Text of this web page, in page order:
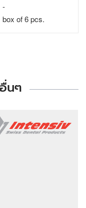
-
box of 6 pcs.
นๆ